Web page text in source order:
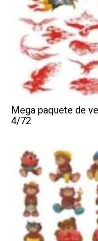
Mega paquete de
4/72